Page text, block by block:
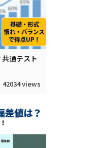
通テスト
42034 views